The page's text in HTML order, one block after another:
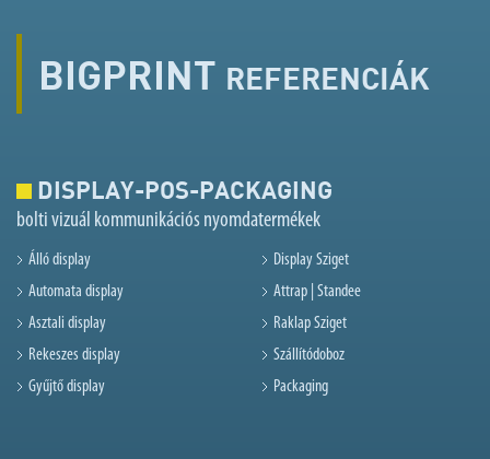
BIGPRINT REFERENCIÁK
DISPLAY-POS-PACKAGING
bolti vizuál kommunikációs nyomdatermékek
Álló display
Automata display
Asztali display
Rekeszes display
Gyűjtő display
Display Sziget
Attrap | Standee
Raklap Sziget
Szállítódoboz
Packaging